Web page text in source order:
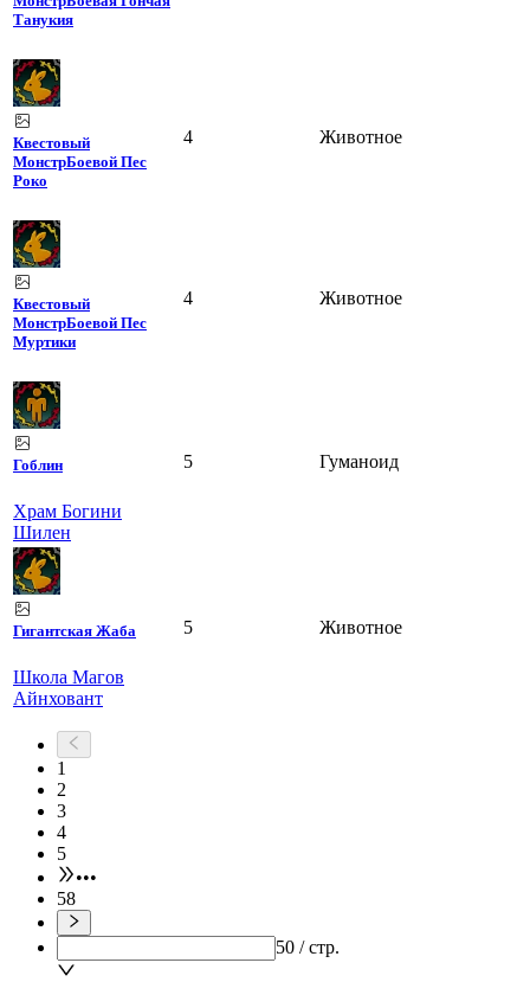
Танукия
Квестовый
МонстрБоевой Пес
Роко
4 Животное
Квестовый
МонстрБоевой Пес
Муртики
4 Животное
Гоблин
Храм Богини
Шилен
5 Гуманоид
Гигантская Жаба
Школа Магов
Айнховант
5 Животное
1
2
3
4
5
•••
58
50 / стр.